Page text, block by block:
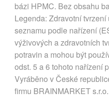
bázi HPMC. Bez obsahu
Legenda: Zdravotní
seznamu podle nařízení
výživových a zdravotních
potravin a mohou být
odst. 5 a 6 tohoto nařízení
Vyráběno v České
firmu BRAINMARKET